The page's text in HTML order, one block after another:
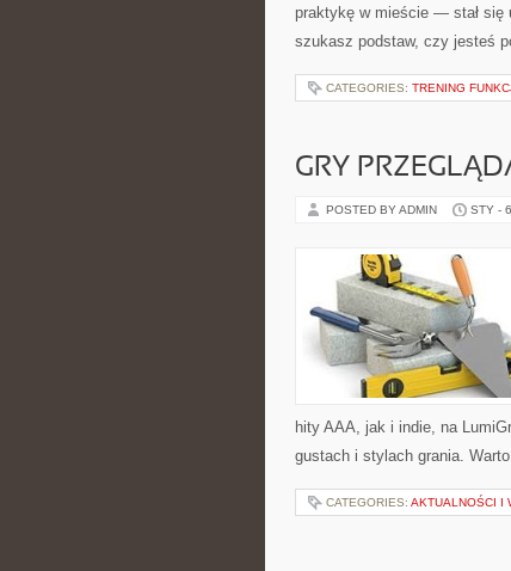
praktykę w mieście — stał się
szukasz podstaw, czy jesteś
CATEGORIES: TRENING
GRY
POSTED BY ADMIN STY -
hity AAA, jak i indie, na
gustach i stylach grania.
CATEGORIES: AKTUALNOŚCI I